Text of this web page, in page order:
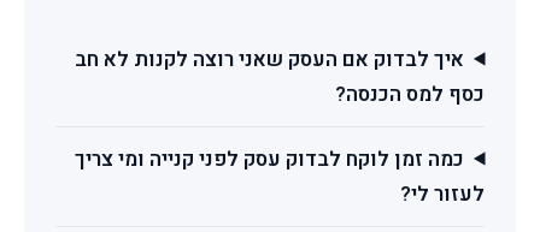
איך לבדוק אם העסק שאני רוצה לקנות לא חב
כסף למס הכנסה?
כמה זמן לוקח לבדוק עסק לפני קנייה ומי צריך
לעזור לי?